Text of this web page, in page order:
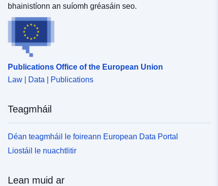
bhainistíonn an suíomh gréasáin seo.
Publications Office of the European Union
Law | Data | Publications
Teagmháil
Déan teagmháil le foireann European Data Portal
Liostáil le nuachtlitir
Lean muid ar